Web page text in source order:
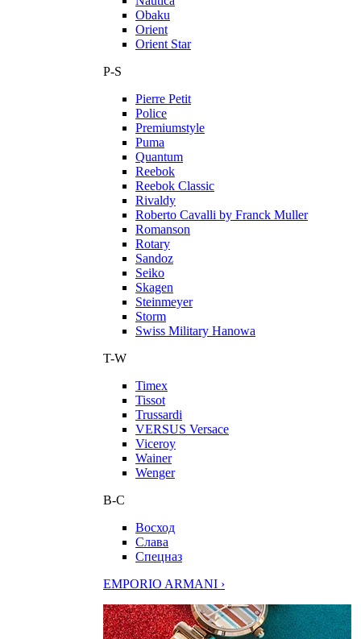
Obaku
Orient
Orient Star
P-S
Pierre Petit
Police
Premiumstyle
Puma
Quantum
Reebok
Reebok Classic
Rivaldy
Roberto Cavalli by Franck Muller
Romanson
Rotary
Sandoz
Seiko
Skagen
Steinmeyer
Storm
Swiss Military Hanowa
T-W
Timex
Tissot
Trussardi
VERSUS Versace
Viceroy
Wainer
Wenger
В-С
Восход
Слава
Спецназ
EMPORIO ARMANI ›